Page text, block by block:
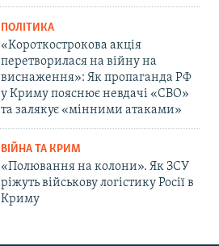
ПОЛІТИКА
«Короткострокова акція
перетворилася на війну на
виснаження»: Як пропаганда РФ
у Криму пояснює невдачі «СВО»
та залякує «мінними атаками»
ВІЙНА ТА КРИМ
«Полювання на колони». Як ЗСУ
ріжуть військову логістику Росії в
Криму